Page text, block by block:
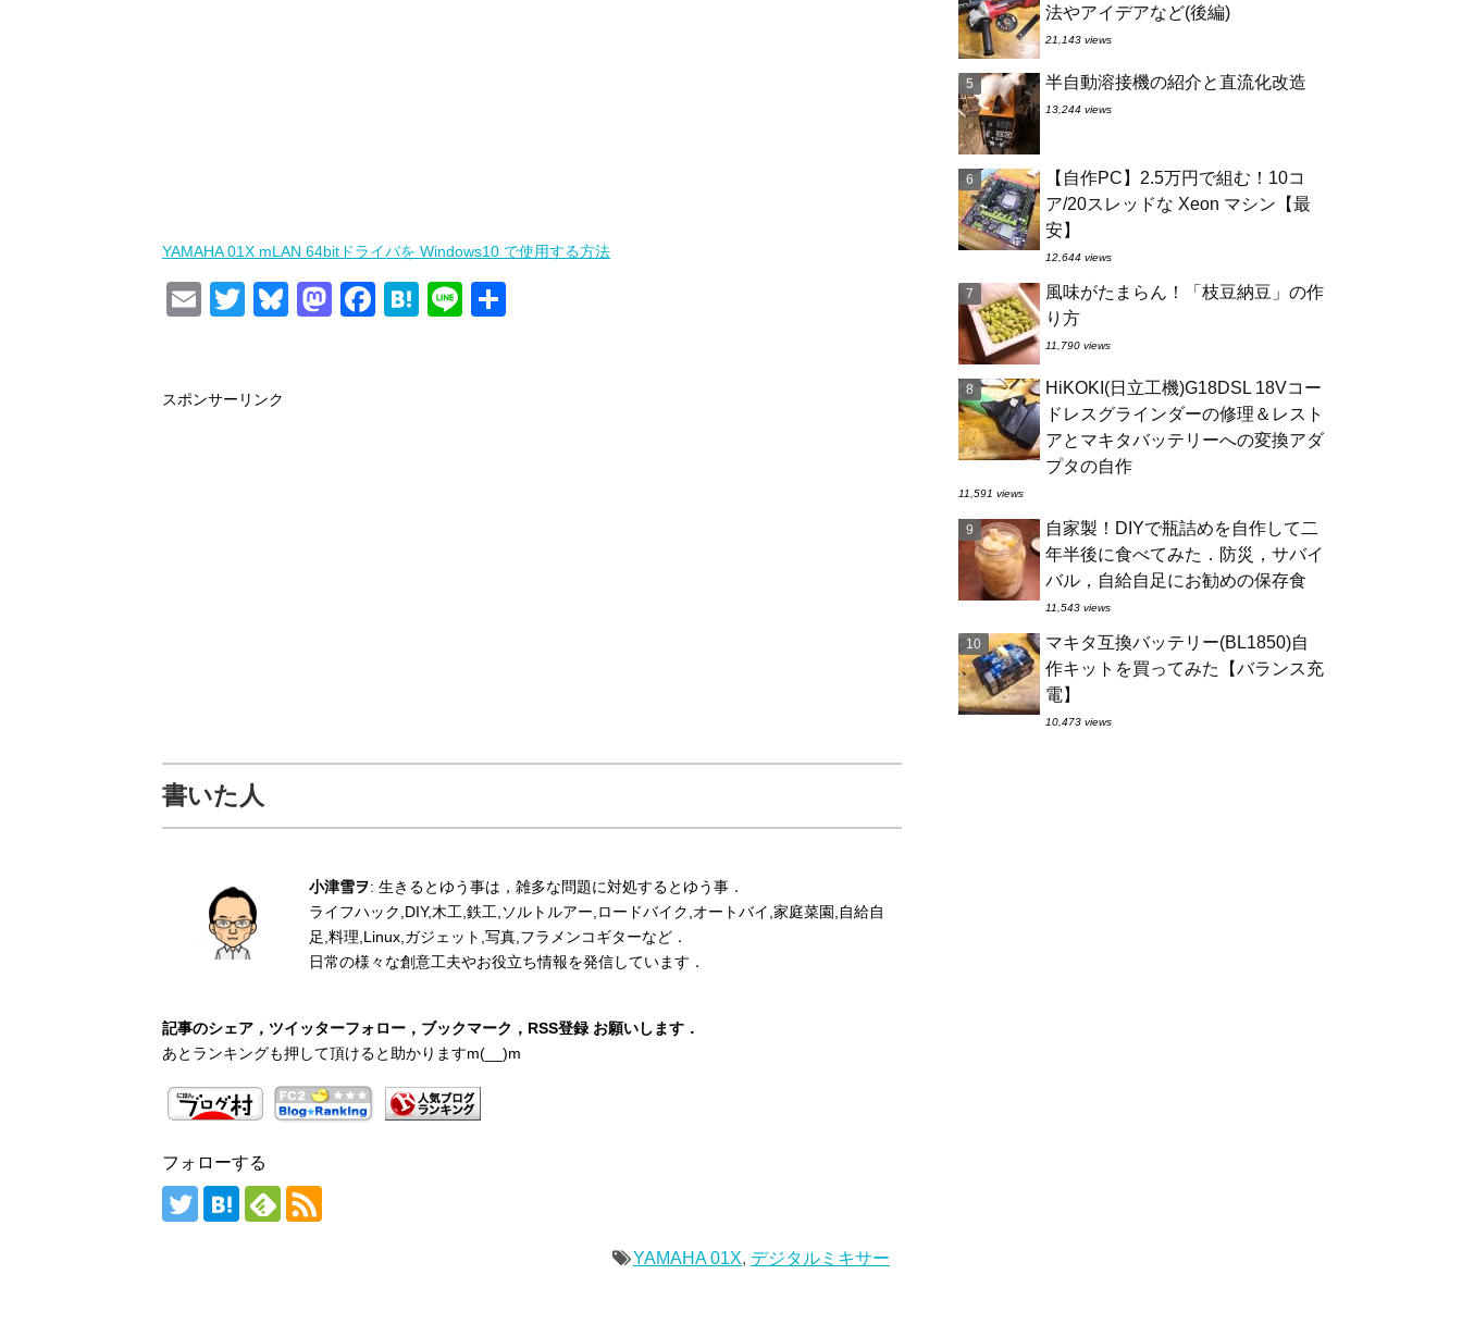
YAMAHA 01X mLAN 64bitドライバを Windows10 で使用する方法
E
T
er
Bl
M
F
H
Li
スポンサーリンク
書いた人
小津雪ヲ: 生きるとゆう事は，雑多な問題に対処するとゆう事．
ライフハック,DIY,木工,鉄工,ソルトルアー,ロードバイク,オートバイ,家庭菜園,自給自
足,料理,Linux,ガジェット,写真,フラメンコギターなど．
日常の様々な創意工夫やお役立ち情報を発信しています．
記事のシェア，ツイッターフォロー，ブックマーク，RSS登録 お願いします．
あとランキングも押して頂けると助かりますm(__)m
フォローする
YAMAHA 01X, デジタルミキサー
法やアイデアなど(後編)
21,143 views
半自動溶接機の紹介と直流化改造
13,244 views
【自作PC】2.5万円で組む！10コ
ア/20スレッドな Xeon マシン【最
安】
12,644 views
風味がたまらん！「枝豆納豆」の作
り方
11,790 views
HiKOKI(日立工機)G18DSL 18Vコー
ドレスグラインダーの修理＆レスト
アとマキタバッテリーへの変換アダ
プタの自作
11,591 views
自家製！DIYで瓶詰めを自作して二
年半後に食べてみた．防災，サバイ
バル，自給自足にお勧めの保存食
11,543 views
マキタ互換バッテリー(BL1850)自
作キットを買ってみた【バランス充
電】
10,473 views